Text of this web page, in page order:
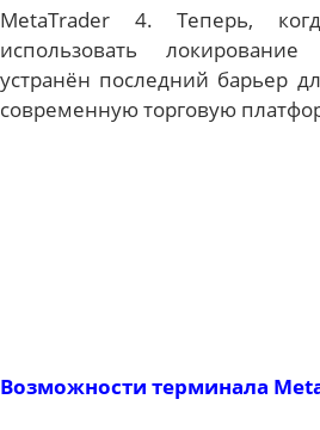
MetaTrader 4. Теперь,
использовать
устранён последний барьер
современную торговую
Возможности терминала